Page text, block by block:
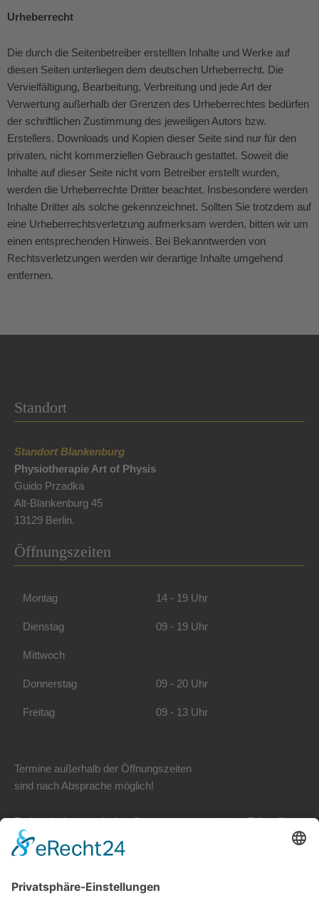
Urheberrecht
Die durch die Seitenbetreiber erstellten Inhalte und Werke auf
diesen Seiten unterliegen dem deutschen Urheberrecht. Die
Vervielfältigung, Bearbeitung, Verbreitung und jede Art der
Verwertung außerhalb der Grenzen des Urheberrechtes bedürfen
der schriftlichen Zustimmung des jeweiligen Autors bzw.
Erstellers. Downloads und Kopien dieser Seite sind nur für den
privaten, nicht kommerziellen Gebrauch gestattet. Soweit die
Inhalte auf dieser Seite nicht vom Betreiber erstellt wurden,
werden die Urheberrechte Dritter beachtet. Insbesondere werden
Inhalte Dritter als solche gekennzeichnet. Sollten Sie trotzdem auf
eine Urheberrechtsverletzung aufmerksam werden, bitten wir um
einen entsprechenden Hinweis. Bei Bekanntwerden von
Rechtsverletzungen werden wir derartige Inhalte umgehend
entfernen.
Standort
Standort Blankenburg
Physiotherapie Art of Physis
Guido Przadka
Alt-Blankenburg 45
13129 Berlin.
Öffnungszeiten
Montag 14 - 19 Uhr
Dienstag 09 - 19 Uhr
Mittwoch
Donnerstag 09 - 20 Uhr
Freitag 09 - 13 Uhr
Termine außerhalb der Öffnungszeiten
sind nach Absprache möglich!
Zudem ist immer ein Anrufbeantworter geschaltet. Teilen Sie
uns Ihr Anliegen mit und wir kümmern uns schnellstmöglich
darum.
Kontakt zu uns